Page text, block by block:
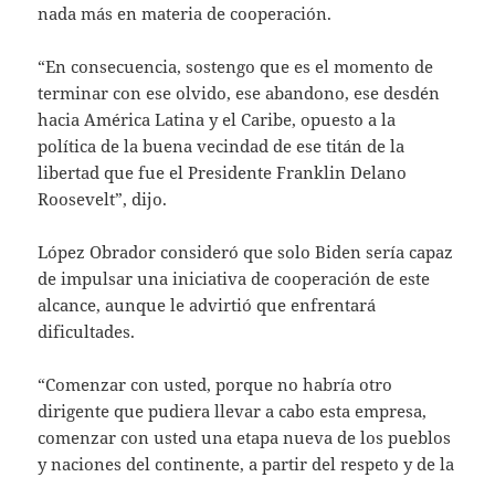
nada más en materia de cooperación.
“En consecuencia, sostengo que es el momento de
terminar con ese olvido, ese abandono, ese desdén
hacia América Latina y el Caribe, opuesto a la
política de la buena vecindad de ese titán de la
libertad que fue el Presidente Franklin Delano
Roosevelt”, dijo.
López Obrador consideró que solo Biden sería capaz
de impulsar una iniciativa de cooperación de este
alcance, aunque le advirtió que enfrentará
dificultades.
“Comenzar con usted, porque no habría otro
dirigente que pudiera llevar a cabo esta empresa,
comenzar con usted una etapa nueva de los pueblos
y naciones del continente, a partir del respeto y de la